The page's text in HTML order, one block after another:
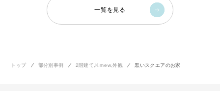
一覧を見る
トップ 部分別事例 2階建て, Kｍew,外観 黒いスクエアのお家